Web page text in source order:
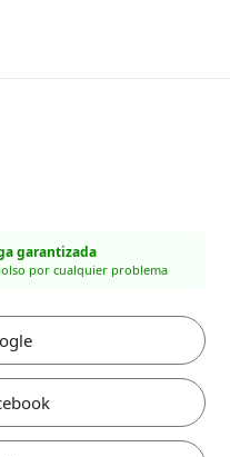
garantizada
por cualquier problema